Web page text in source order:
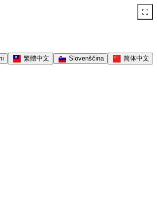
繁體中文 Slovenščina 简体中文